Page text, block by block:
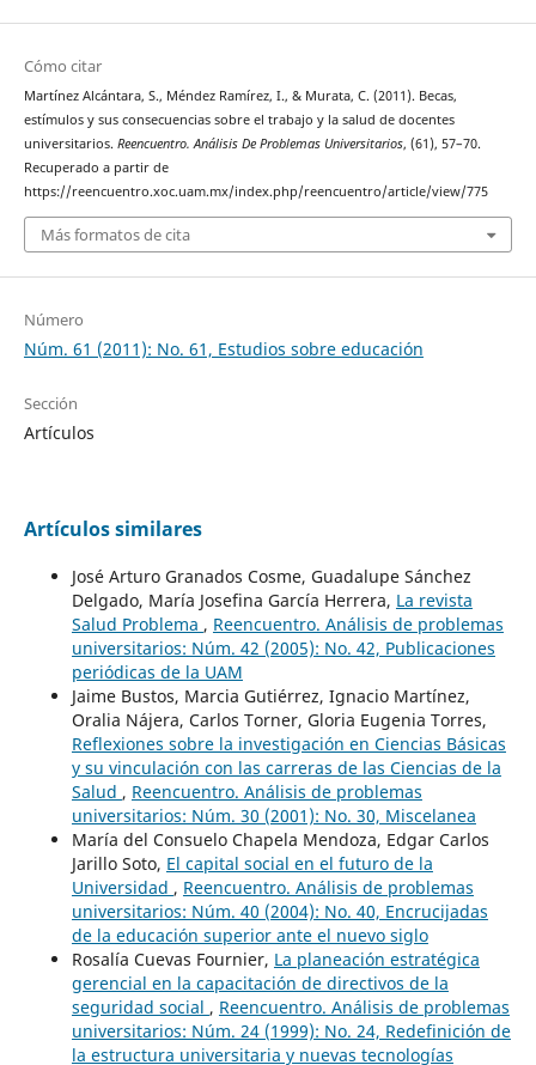
Cómo citar
Martínez Alcántara, S., Méndez Ramírez, I., & Murata, C. (2011). Becas,
estímulos y sus consecuencias sobre el trabajo y la salud de docentes
universitarios. Reencuentro. Análisis De Problemas Universitarios, (61), 57–70.
Recuperado a partir de
https://reencuentro.xoc.uam.mx/index.php/reencuentro/article/view/775
Más formatos de cita
Número
Núm. 61 (2011): No. 61, Estudios sobre educación
Sección
Artículos
Artículos similares
José Arturo Granados Cosme, Guadalupe Sánchez
Delgado, María Josefina García Herrera, La revista
Salud Problema , Reencuentro. Análisis de problemas
universitarios: Núm. 42 (2005): No. 42, Publicaciones
periódicas de la UAM
Jaime Bustos, Marcia Gutiérrez, Ignacio Martínez,
Oralia Nájera, Carlos Torner, Gloria Eugenia Torres,
Reflexiones sobre la investigación en Ciencias Básicas
y su vinculación con las carreras de las Ciencias de la
Salud , Reencuentro. Análisis de problemas
universitarios: Núm. 30 (2001): No. 30, Miscelanea
María del Consuelo Chapela Mendoza, Edgar Carlos
Jarillo Soto, El capital social en el futuro de la
Universidad , Reencuentro. Análisis de problemas
universitarios: Núm. 40 (2004): No. 40, Encrucijadas
de la educación superior ante el nuevo siglo
Rosalía Cuevas Fournier, La planeación estratégica
gerencial en la capacitación de directivos de la
seguridad social , Reencuentro. Análisis de problemas
universitarios: Núm. 24 (1999): No. 24, Redefinición de
la estructura universitaria y nuevas tecnologías